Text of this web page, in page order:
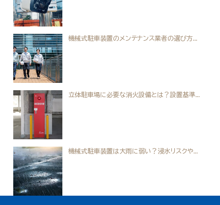
機械式駐車装置のメンテナンス業者の選び方...
立体駐車場に必要な消火設備とは？設置基準...
機械式駐車装置は大雨に弱い？浸水リスクや...